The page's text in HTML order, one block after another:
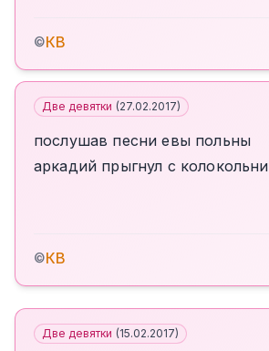
©КВ
Две девятки (27.02.2017)
послушав песни евы польны
аркадий прыгнул с колокольни
©КВ
Две девятки (15.02.2017)